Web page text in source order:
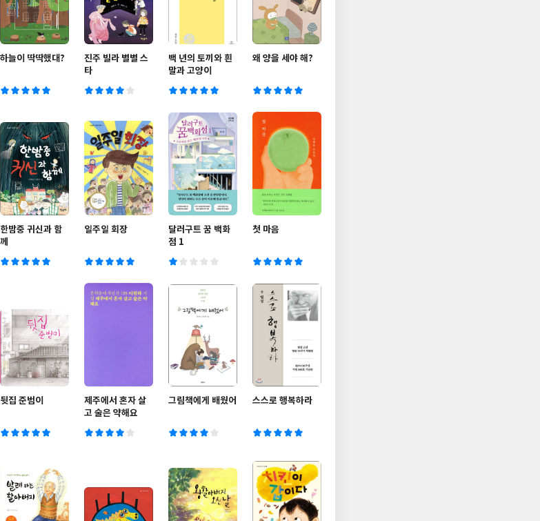
하늘이 딱딱했대?
진주 빌라 별별 스
타
백 년의 토끼와 흰
말과 고양이
왜 양을 세야 해?
한밤중 귀신과 함
께
일주일 회장
달러구트 꿈 백화
점 1
첫 마음
뒷집 준범이
제주에서 혼자 살
고 술은 약해요
그림책에게 배웠어 스스로 행복하라